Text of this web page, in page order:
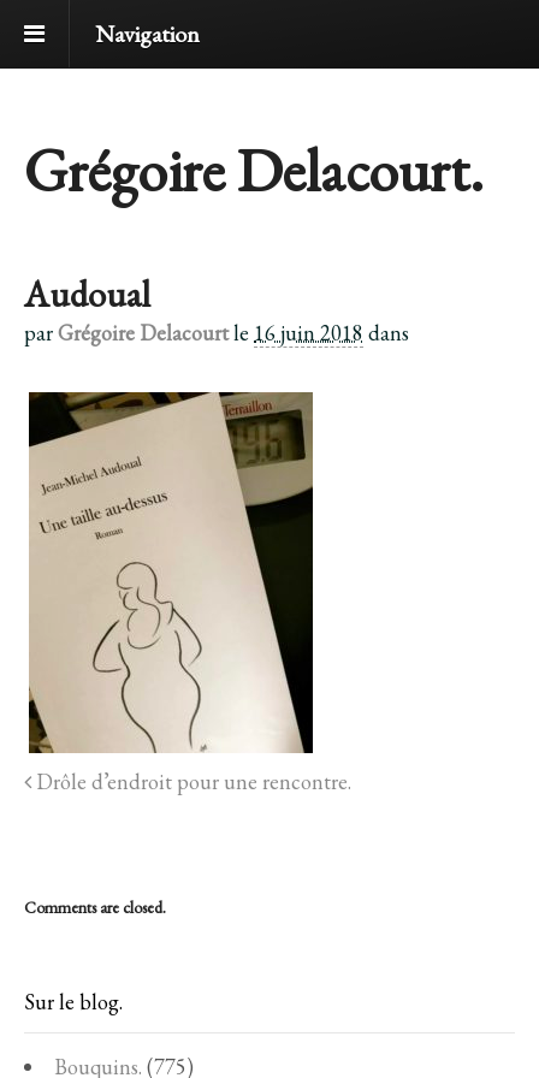
Navigation
Grégoire Delacourt.
Audoual
parGrégoire Delacourtle 16 juin 2018 dans
Drôle d’endroit pour une rencontre.
Comments are closed.
Sur le blog.
Bouquins. (775)